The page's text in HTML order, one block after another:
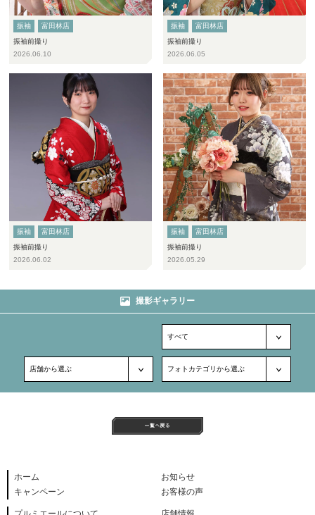
振袖
富田林店
振袖前撮り
2026.06.10
振袖
富田林店
振袖前撮り
2026.06.05
振袖
富田林店
振袖前撮り
2026.06.02
振袖
富田林店
振袖前撮り
2026.05.29
撮影ギャラリー
ホーム
お知らせ
キャンペーン
お客様の声